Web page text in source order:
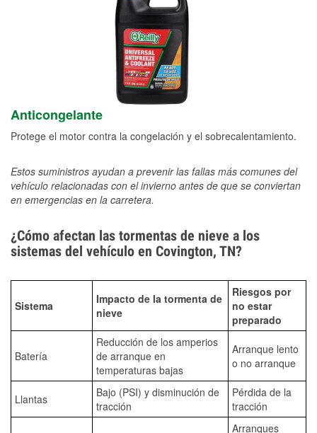
Anticongelante
Protege el motor contra la congelación y el sobrecalentamiento.
Estos suministros ayudan a prevenir las fallas más comunes del
vehículo relacionadas con el invierno antes de que se conviertan
en emergencias en la carretera.
¿Cómo afectan las tormentas de nieve a los
sistemas del vehículo en Covington, TN?
Sistema
Impacto de la tormenta de
nieve
Riesgos por
no estar
preparado
Batería
Reducción de los amperios
de arranque en
temperaturas bajas
Arranque lento
o no arranque
Llantas
Bajo (PSI) y disminución de
tracción
Pérdida de la
tracción
Arranques